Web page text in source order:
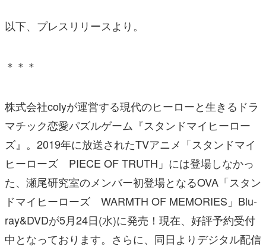
以下、プレスリリースより。
＊＊＊
株式会社colyが運営する現代のヒーローと生きるドラ
マチック恋愛パズルゲーム『スタンドマイヒーロー
ズ』。2019年に放送されたTVアニメ「スタンドマイ
ヒーローズ PIECE OF TRUTH」には登場しなかっ
た、瀬尾研究室のメンバー初登場となるOVA「スタン
ドマイヒーローズ WARMTH OF MEMORIES」Blu-
ray&DVDが5月24日(水)に発売！現在、好評予約受付
中となっております。さらに、同日よりデジタル配信